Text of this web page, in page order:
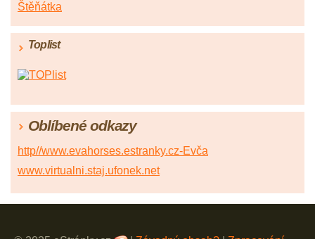
Štěňátka
Toplist
Oblíbené odkazy
http//www.evahorses.estranky.cz-Evča
www.virtualni.staj.ufonek.net